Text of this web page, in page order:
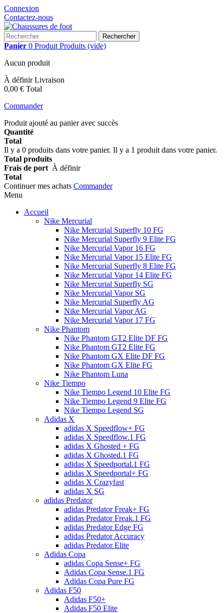
Connexion
Contactez-nous
Rechercher
Panier 0 Produit Produits (vide)
Aucun produit
À définirLivraison
0,00 € Total
Commander
Produit ajouté au panier avec succès
Quantité
Total
Il y a 0 produits dans votre panier. Il y a 1 produit dans votre panier.
Total produits
Frais de port À définir
Total
Continuer mes achats Commander
Menu
Accueil
Nike Mercurial
Nike Mercurial Superfly 10 FG
Nike Mercurial Superfly 9 Elite FG
Nike Mercurial Vapor 16 FG
Nike Mercurial Vapor 15 Elite FG
Nike Mercurial Superfly 8 Elite FG
Nike Mercurial Vapor 14 Elite FG
Nike Mercurial Superfly SG
Nike Mercurial Vapor SG
Nike Mercurial Superfly AG
Nike Mercurial Vapor AG
Nike Mercurial Vapor 17 FG
Nike Phantom
Nike Phantom GT2 Elite DF FG
Nike Phantom GT2 Elite FG
Nike Phantom GX Elite DF FG
Nike Phantom GX Elite FG
Nike Phantom Luna
Nike Tiempo
Nike Tiempo Legend 10 Elite FG
Nike Tiempo Legend 9 Elite FG
Nike Tiempo Legend SG
Adidas X
adidas X Speedflow+ FG
adidas X Speedflow.1 FG
adidas X Ghosted + FG
adidas X Ghosted.1 FG
adidas X Speedportal.1 FG
adidas X Speedportal+ FG
adidas X Crazyfast
adidas X SG
adidas Predator
adidas Predator Freak+ FG
adidas Predator Freak.1 FG
adidas Predator Edge FG
adidas Predator Accuracy
adidas Predator Elite
Adidas Copa
adidas Copa Sense+ FG
Adidas Copa Sense.1 FG
Adidas Copa Pure FG
Adidas F50
Adidas F50+
Adidas F50 Elite